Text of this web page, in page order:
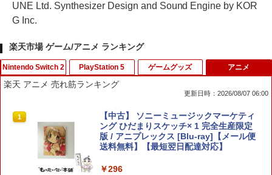
UNE Ltd. Synthesizer Design and Sound Engine by KOR
G Inc.
楽天市場 ゲーム/アニメ ランキング
Nintendo Switch 2
1 スプラトゥーン レイダース
￥6,507
PlayStation 5
1
[メール便OK]【新品】【PS5】MotoGP
24［PS5版］[在庫品]
￥920
ゲームグッズ アニメ
楽天 アニメ 売れ筋ランキング
更新日時：2026/08/07 06:00
1
【中古】 ソニーミュージックマーケティ
ング ひだまりスケッチ× 1 完全生産限定
版 / アニプレックス [Blu-ray]【メール便
送料無料】【最短翌日配達対応】
￥296